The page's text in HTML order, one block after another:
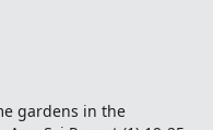
gardens in the